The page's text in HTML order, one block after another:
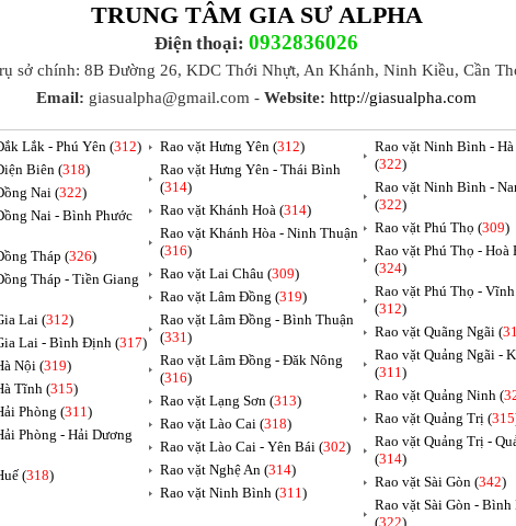
TRUNG TÂM GIA SƯ ALPHA
Điện thoại: 0932836026
sở chính: 8B Đường 26, KDC Thới Nhựt, An Khánh, Ninh Kiều, Cần
Email: giasualpha@gmail.com - Website: http://giasualpha.com
Lắk - Phú Yên (312)
Biên (318)
Nai (322)
Nai - Bình Phước
Tháp (326)
Tháp - Tiền Giang
Lai (312)
Lai - Bình Định (317)
Nội (319)
Tĩnh (315)
Phòng (311)
Phòng - Hải Dương
(318)
Rao vặt Hưng Yên (312)
Rao vặt Hưng Yên - Thái Bình
(314)
Rao vặt Khánh Hoà (314)
Rao vặt Khánh Hòa - Ninh Thuận
(316)
Rao vặt Lai Châu (309)
Rao vặt Lâm Đồng (319)
Rao vặt Lâm Đồng - Bình Thuận
(331)
Rao vặt Lâm Đồng - Đăk Nông
(316)
Rao vặt Lạng Sơn (313)
Rao vặt Lào Cai (318)
Rao vặt Lào Cai - Yên Bái (302)
Rao vặt Nghệ An (314)
Rao vặt Ninh Bình (311)
Rao vặt Ninh Bình - Hà
(322)
Rao vặt Ninh Bình -
(322)
Rao vặt Phú Thọ (309)
Rao vặt Phú Thọ - Hoà
(324)
Rao vặt Phú Thọ -
(312)
Rao vặt Quãng Ngãi (
Rao vặt Quảng Ngãi -
(311)
Rao vặt Quảng Ninh (
Rao vặt Quảng Trị (315
Rao vặt Quảng Trị -
(314)
Rao vặt Sài Gòn (342)
Rao vặt Sài Gòn - Bình
(322)